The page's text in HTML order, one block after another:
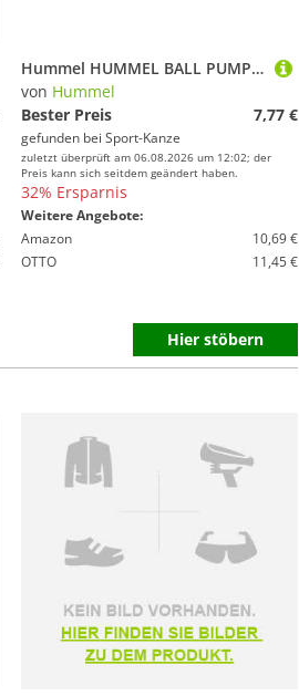
Hummel HUMMEL BALL PUMP BLACK 0990002001111 Gr. 111
von Hummel
Bester Preis
7,77 €
gefunden bei Sport-Kanze
zuletzt überprüft am 06.08.2026 um 12:02; der
Preis kann sich seitdem geändert haben.
32% Ersparnis
Weitere Angebote:
Amazon
10,69 €
OTTO
11,45 €
Hier stöbern